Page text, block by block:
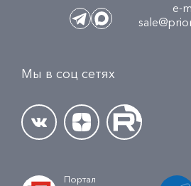
e-
Мы в соц сетях
Портал